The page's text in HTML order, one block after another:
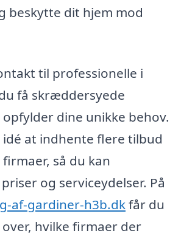
beskytte dit hjem mod
til professionelle i
få skræddersyede
dine unikke behov.
idé at indhente flere tilbud
så du kan
og serviceydelser. På
af-gardiner-h3b.dkfår du
hvilke firmaer der